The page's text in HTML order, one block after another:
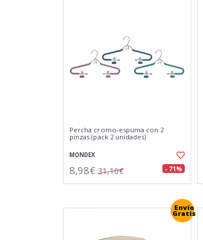
Percha cromo-espuma con 2
pinzas (pack 2 unidades)
MONDEX
8,98€ 31,10€ - 71%
Envío
Gratis